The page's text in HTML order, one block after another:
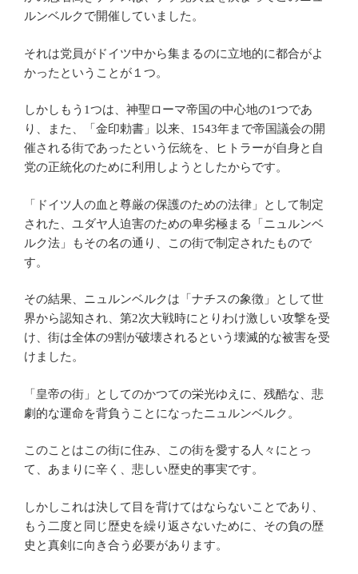
ルンベルクで開催していました。
それは党員がドイツ中から集まるのに立地的に都合がよ
かったということが１つ。
しかしもう1つは、神聖ローマ帝国の中心地の1つであ
り、また、「金印勅書」以来、1543年まで帝国議会の開
催される街であったという伝統を、ヒトラーが自身と自
党の正統化のために利用しようとしたからです。
「ドイツ人の血と尊厳の保護のための法律」として制定
された、ユダヤ人迫害のための卑劣極まる「ニュルンベ
ルク法」もその名の通り、この街で制定されたもので
す。
その結果、ニュルンベルクは「ナチスの象徴」として世
界から認知され、第2次大戦時にとりわけ激しい攻撃を受
け、街は全体の9割が破壊されるという壊滅的な被害を受
けました。
「皇帝の街」としてのかつての栄光ゆえに、残酷な、悲
劇的な運命を背負うことになったニュルンベルク。
このことはこの街に住み、この街を愛する人々にとっ
て、あまりに辛く、悲しい歴史的事実です。
しかしこれは決して目を背けてはならないことであり、
もう二度と同じ歴史を繰り返さないために、その負の歴
史と真剣に向き合う必要があります。